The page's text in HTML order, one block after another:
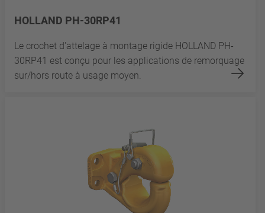
HOLLAND PH-30RP41
Le crochet d'attelage à montage rigide HOLLAND PH-
30RP41 est conçu pour les applications de remorquage
sur/hors route à usage moyen.